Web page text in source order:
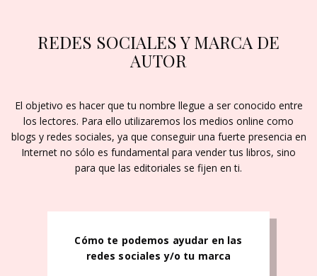
REDES SOCIALES Y MARCA DE
AUTOR
El objetivo es hacer que tu nombre llegue a ser conocido entre
los lectores. Para ello utilizaremos los medios online como
blogs y redes sociales, ya que conseguir una fuerte presencia en
Internet no sólo es fundamental para vender tus libros, sino
para que las editoriales se fijen en ti.
Cómo te podemos ayudar en las
redes sociales y/o tu marca